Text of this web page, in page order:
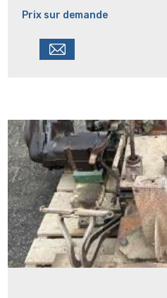
Prix sur demande